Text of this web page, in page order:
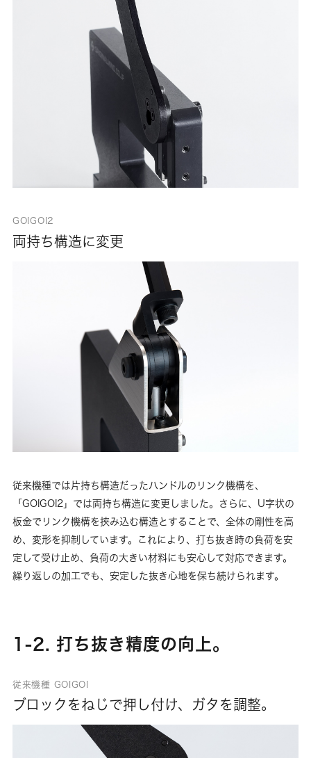
GOIGOI2
両持ち構造に変更
従来機種では片持ち構造だったハンドルのリンク機構を、
「GOIGOI2」では両持ち構造に変更しました。さらに、U字状の
板金でリンク機構を挟み込む構造とすることで、全体の剛性を高
め、変形を抑制しています。これにより、打ち抜き時の負荷を安
定して受け止め、負荷の大きい材料にも安心して対応できます。
繰り返しの加工でも、安定した抜き心地を保ち続けられます。
1-2. 打ち抜き精度の向上。
従来機種 GOIGOI
ブロックをねじで押し付け、ガタを調整。